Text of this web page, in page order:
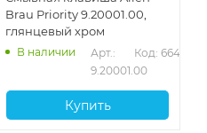
Brau Priority 9.20001.00,
глянцевый хром
В наличии
Арт.:
9.20001.00
Код: 66427
Купить